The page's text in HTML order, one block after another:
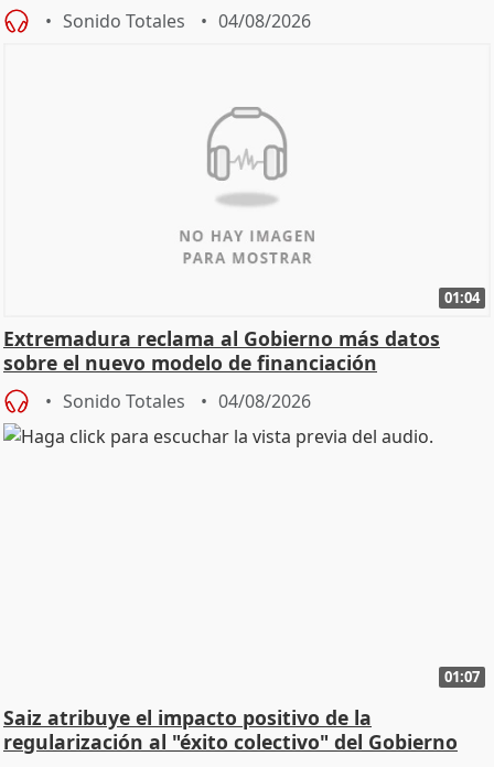
Sonido Totales 04/08/2026
01:04
Extremadura reclama al Gobierno más datos
sobre el nuevo modelo de financiación
Sonido Totales 04/08/2026
01:07
Saiz atribuye el impacto positivo de la
regularización al "éxito colectivo" del Gobierno